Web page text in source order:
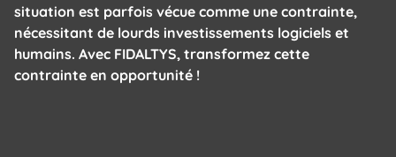
situation est parfois vécue comme une contrainte,
nécessitant de lourds investissements logiciels et
humains. Avec FIDALTYS, transformez cette
contrainte en opportunité !